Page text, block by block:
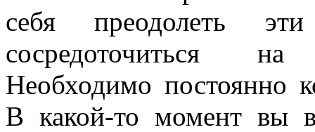
себя преодолеть
сосредоточиться
Необходимо постоянно
В какой-то момент вы